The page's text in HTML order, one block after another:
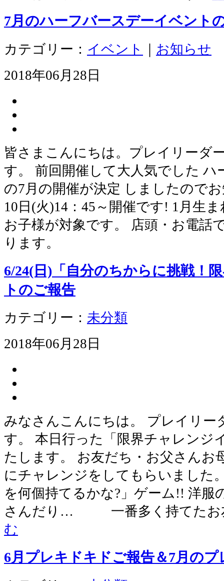
7月のハーフバースデーイベント
カテゴリー： イベント
お知らせ
2018年06月28日
皆さまこんにちは。プレイリーダ
す。 前回開催して大人気でした
の7月の開催が決定 しましたので
10日(火)14：45～開催です! 1月生
お子様が対象です。 店頭・お電話
ります。
6/24(日)「自分のちからに挑戦！
トのご報告
カテゴリー： 未分類
2018年06月28日
みなさんこんにちは。 プレイリー
す。 本日行った「限界チャレンジ
たします。 お友だち・お父さんお
にチャレンジをしてもらいました
を何個持てるかな?」ゲーム!! 洋
さんだり… 一番多く持てたお
む
6月プレキドキドご報告＆7月の